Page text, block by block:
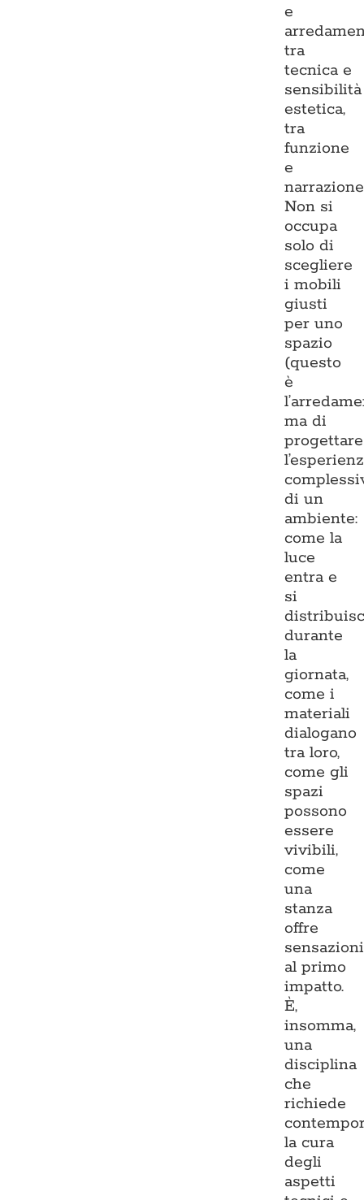
e
tra
tecnica e
sensibilità
estetica,
tra
funzione
e
Non si
occupa
solo di
scegliere
i mobili
giusti
per uno
spazio
(questo
è
ma di
progettare
di un
ambiente:
come la
luce
entra e
si
durante
la
giornata,
come i
materiali
dialogano
tra loro,
come gli
spazi
possono
essere
vivibili,
come
una
stanza
offre
sensazioni
al primo
impatto.
È,
insomma,
una
disciplina
che
richiede
la cura
degli
aspetti